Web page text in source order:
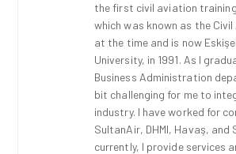
the first civil aviation training
which was known as the
at the time and is now
University, in 1991. As I
Business Administration
bit challenging for me to
industry. I have worked for
SultanAir, DHMI, Havaş, and
currently, I provide services